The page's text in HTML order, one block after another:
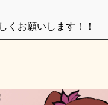
くお願いします！！